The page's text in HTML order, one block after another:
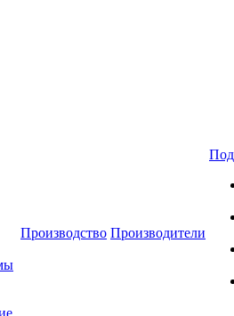
Производство Производители